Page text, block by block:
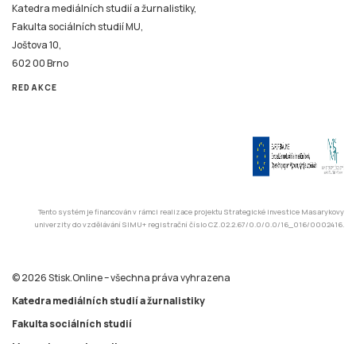
Katedra mediálních studií a žurnalistiky,
Fakulta sociálních studií MU,
Joštova 10,
602 00 Brno
REDAKCE
Tento systém je financován v rámci realizace projektu Strategické investice Masarykovy
univerzity do vzdělávání SIMU+ registrační číslo CZ.02.2.67/0.0/0.0/16_016/0002416.
© 2026 Stisk.Online – všechna práva vyhrazena
Katedra mediálních studií a žurnalistiky
Fakulta sociálních studií